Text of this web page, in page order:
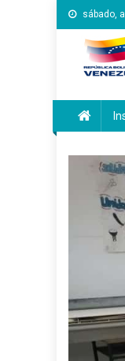
Saltar
al
contenido
sábado,
Inces